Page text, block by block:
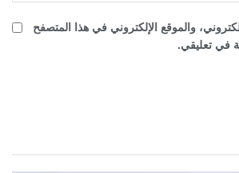
والموقع الإلكتروني في هذا المتصفح
في تعليقي.